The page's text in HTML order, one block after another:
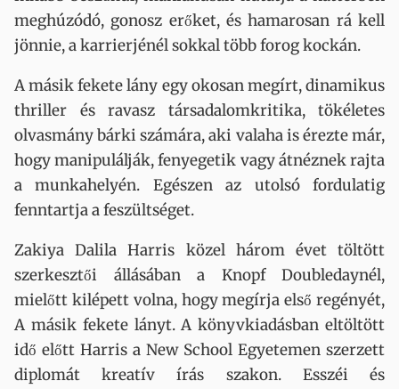
meghúzódó, gonosz erőket, és hamarosan rá kell
jönnie, a karrierjénél sokkal több forog kockán.
A másik fekete lány egy okosan megírt, dinamikus
thriller és ravasz társadalomkritika, tökéletes
olvasmány bárki számára, aki valaha is érezte már,
hogy manipulálják, fenyegetik vagy átnéznek rajta
a munkahelyén. Egészen az utolsó fordulatig
fenntartja a feszültséget.
Zakiya Dalila Harris közel három évet töltött
szerkesztői állásában a Knopf Doubledaynél,
mielőtt kilépett volna, hogy megírja első regényét,
A másik fekete lányt. A könyvkiadásban eltöltött
idő előtt Harris a New School Egyetemen szerzett
diplomát kreatív írás szakon. Esszéi és